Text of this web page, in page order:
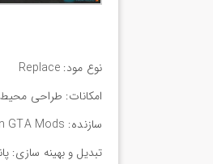
نوع مود: Replace
امکانات: طراحی محیط
سازنده: Persian GTA Mods
تبدیل و بهینه سازی: